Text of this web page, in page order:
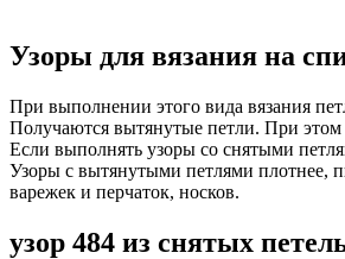
Узоры для вязания на
При выполнении этого вида вязания
Получаются вытянутые петли. При этом
Если выполнять узоры со снятыми
Узоры с вытянутыми петлями плотнее,
варежек и перчаток, носков.
узор 484 из снятых